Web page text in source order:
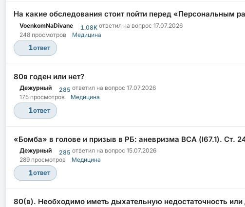
На какие обследования стоит пойти перед «Персональным
VoenkomNaDivane 1.08Kответил на вопрос 17.07.2026
248 просмотров
Медицина
1ответ
80в годен или нет?
Дежурный 285 ответил на вопрос 17.07.2026
175 просмотров
Медицина
1ответ
«Бомба» в голове и призыв в РБ: аневризма ВСА (I67.1). Ст.
Дежурный 285 ответил на вопрос 15.07.2026
289 просмотров
Медицина
1ответ
80(в). Необходимо иметь дыхательную недостаточность